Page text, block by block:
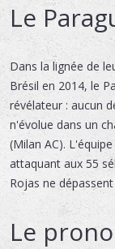
Le
Dans la lignée de
Brésil en 2014, le
révélateur : aucun
n'évolue dans un
(Milan AC).
attaquant aux 55
Rojas ne
Le